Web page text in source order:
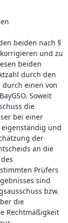
beiden nach §
und zu
beiden
durch den
durch einen von
Soweit
die
bei einer
und
der
an die
Prüfers
sind
bzw.
die
Rechtmäßigkeit